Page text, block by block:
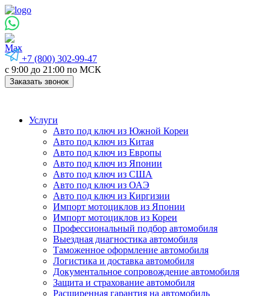
+7 (800) 302-99-47
с 9:00 до 21:00 по МСК
Заказать звонок
Услуги
Авто под ключ из Южной Кореи
Авто под ключ из Китая
Авто под ключ из Европы
Авто под ключ из Японии
Авто под ключ из США
Авто под ключ из ОАЭ
Авто под ключ из Киргизии
Импорт мотоциклов из Японии
Импорт мотоциклов из Кореи
Профессиональный подбор автомобиля
Выездная диагностика автомобиля
Таможенное оформление автомобиля
Логистика и доставка автомобиля
Документальное сопровождение автомобиля
Защита и страхование автомобиля
Расширенная гарантия на автомобиль